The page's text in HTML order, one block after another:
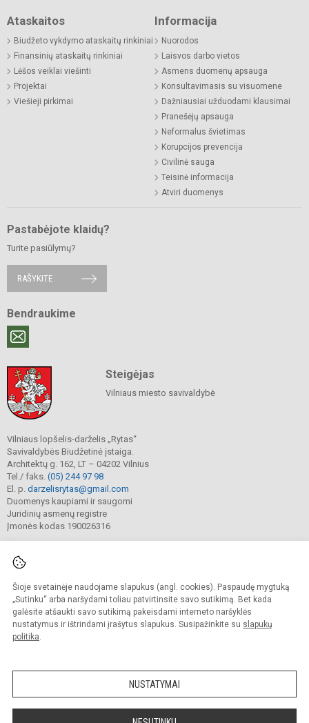
Šioje svetainėje naudojame slapukus (angl. cookies). Paspaudę mygtuką
„Sutinku“ arba naršydami toliau patvirtinsite savo sutikimą. Bet kada
galėsite atšaukti savo sutikimą pakeisdami interneto naršyklės
nustatymus ir ištrindami įrašytus slapukus. Susipažinkite su slapukų
politika.
NUSTATYMAI
Ataskaitos
Biudžeto vykdymo ataskaitų rinkiniai
Finansinių ataskaitų rinkiniai
Lėšos veiklai viešinti
Projektai
Viešieji pirkimai
Informacija
Nuorodos
Laisvos darbo vietos
Asmens duomenų apsauga
Konsultavimasis su visuomene
Dažniausiai užduodami klausimai
Pranešėjų apsauga
Neformalus švietimas
Korupcijos prevencija
Civilinė sauga
Teisinė informacija
Atviri duomenys
Pastabėjote klaidų?
Turite pasiūlymų?
RAŠYKITE
Bendraukime
Steigėjas
Vilniaus miesto savivaldybė
Vilniaus lopšelis-darželis „Rytas“
Savivaldybės Biudžetinė įstaiga.
Architektų g. 162, LT – 04202 Vilnius
Tel./ faks. (05) 244 97 98
El. p. darzelisrytas@gmail.com
Duomenys kaupiami ir saugomi
Juridinių asmenų registre
Įmonės kodas 190026316
© 2025. Vilniaus lopšelis-darželis „Rytas“. Visos teisės saugomos.
Kopijuoti turinį be raštiško darželio sutikimo griežtai draudžiama.
Prieinamumo paraiška Slapukų valdymas
Sumanus būdas atnaujinti